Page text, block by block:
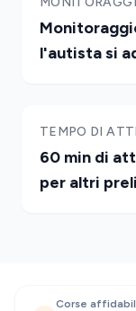
l'autista si
TEMPO DI
60 min di
per altri
Corse